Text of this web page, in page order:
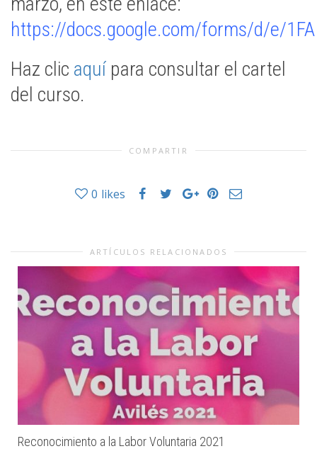
https://docs.google.com/forms/d/e/
Haz clic aquí para consultar el cartel
del curso.
COMPARTIR
0 likes
ARTÍCULOS RELACIONADOS
Reconocimiento a la Labor Voluntaria 2021